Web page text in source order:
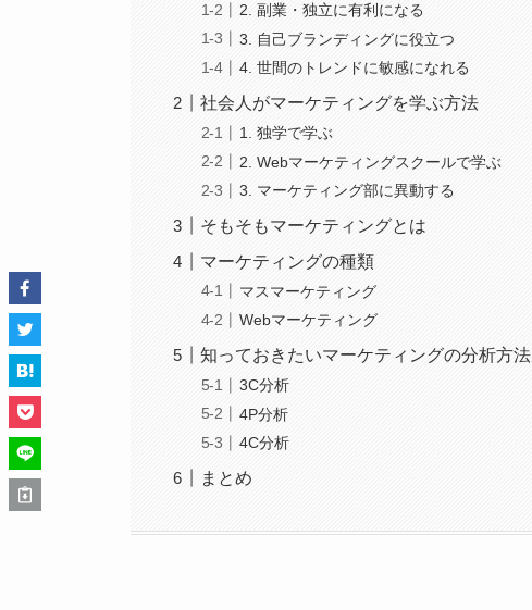
2. 副業・独立に有利になる
3. 自己ブランディングに役立つ
4. 世間のトレンドに敏感になれる
社会人がマーケティングを学ぶ方法
1. 独学で学ぶ
2. Webマーケティングスクールで学ぶ
3. マーケティング部に異動する
そもそもマーケティングとは
マーケティングの種類
マスマーケティング
Webマーケティング
知っておきたいマーケティングの分析方法
3C分析
4P分析
4C分析
まとめ